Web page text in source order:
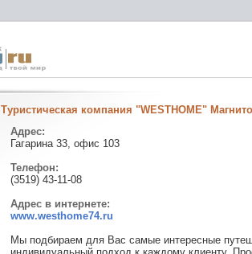
Туристическая компания "WESTHOME"
Адрес:
Гагарина 33, офис 103
Телефон:
(3519) 43-11-08
Адрес в интернете:
www.westhome74.ru
Мы подбираем для Вас самые интересные